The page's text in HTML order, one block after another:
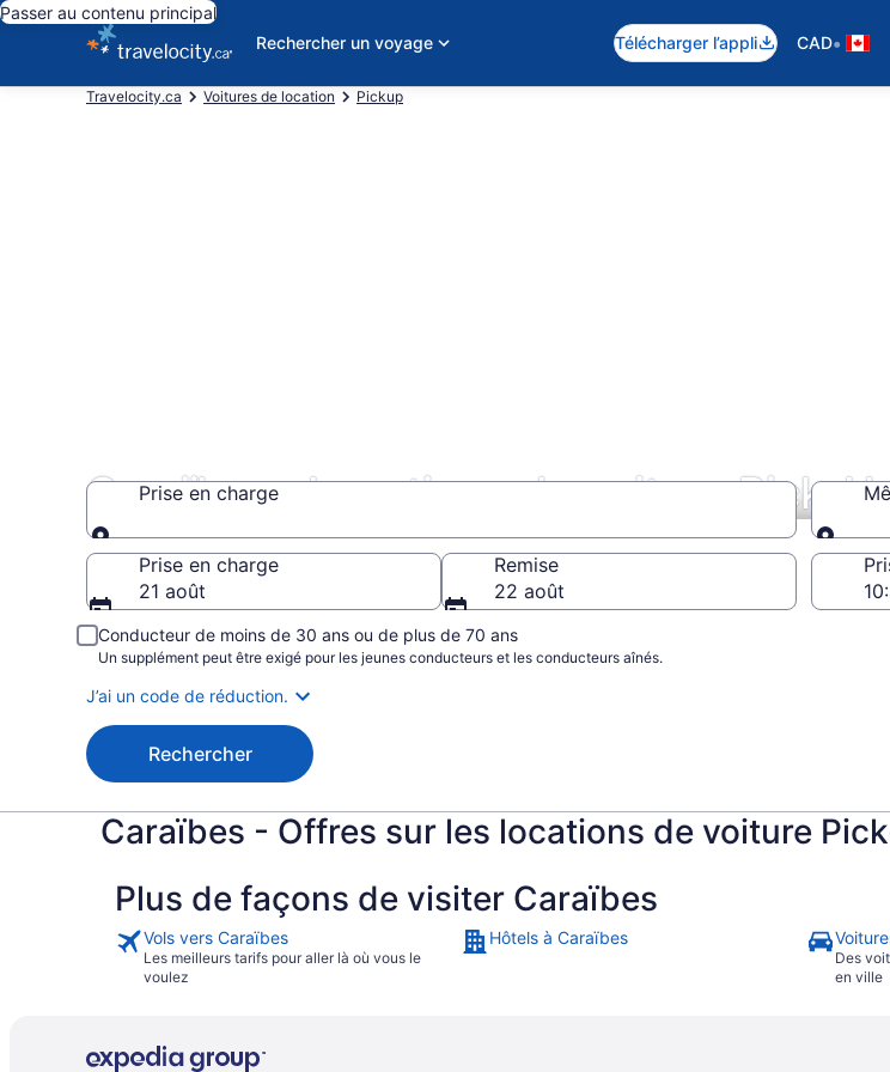
Passer au contenu principal
Rechercher un voyage
Télécharger l’appli CAD•
Travelocity.ca Voitures de location Pickup
Caraïbes : Locations de voiture Pick-
Prise en charge
Prise en charge
Prise en charge
21 août
Remise
22 août
Conducteur de moins de 30 ans ou de plus de 70 ans
Un supplément peut être exigé pour les jeunes conducteurs et les conducteurs aînés.
J’ai un code de réduction.
Rechercher
Caraïbes - Offres sur les locations de voiture
Plus de façons de visiter Caraïbes
Vols vers Caraïbes
Les meilleurs tarifs pour aller là où vous le
voulez
Hôtels à Caraïbes
Des
en ville